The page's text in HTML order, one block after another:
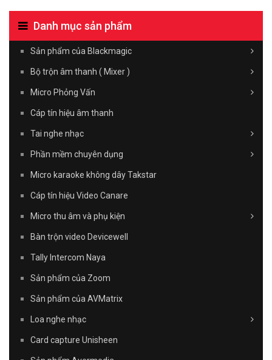
Danh mục sản phẩm
Sản phẩm của Blackmagic
Bộ trộn âm thanh ( Mixer )
Micro Phỏng Vấn
Cáp tín hiệu âm thanh
Tai nghe nhạc
Phần mềm chuyên dụng
Micro karaoke không dây Takstar
Cáp tín hiệu Video Canare
Micro thu âm và phụ kiện
Bàn trộn video Devicewell
Tally Intercom Naya
Sản phẩm của Zoom
Sản phẩm của AVMatrix
Loa nghe nhạc
Card capture Unisheen